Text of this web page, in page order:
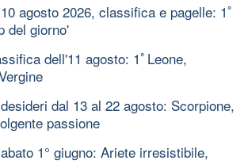
agosto 2026, classifica e pagelle: 1ﾟ
del giorno'
dell'11 agosto: 1ﾟLeone,
dal 13 al 22 agosto: Scorpione,
passione
1° giugno: Ariete irresistibile,